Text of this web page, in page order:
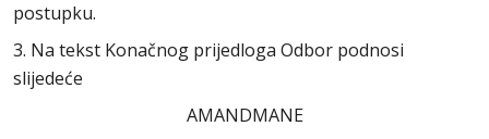
postupku.
3. Na tekst Konačnog prijedloga Odbor podnosi
slijedeće
AMANDMANE